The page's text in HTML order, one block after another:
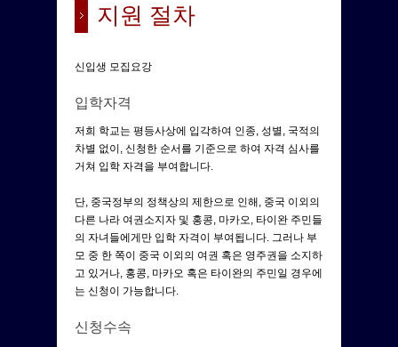
지원 절차
신입생 모집요강
입학자격
저희 학교는 평등사상에 입각하여 인종, 성별, 국적의
차별 없이, 신청한 순서를 기준으로 하여 자격 심사를
거쳐 입학 자격을 부여합니다.
단, 중국정부의 정책상의 제한으로 인해, 중국 이외의
다른 나라 여권소지자 및 홍콩, 마카오, 타이완 주민들
의 자녀들에게만 입학 자격이 부여됩니다. 그러나 부
모 중 한 쪽이 중국 이외의 여권 혹은 영주권을 소지하
고 있거나, 홍콩, 마카오 혹은 타이완의 주민일 경우에
는 신청이 가능합니다.
신청수속